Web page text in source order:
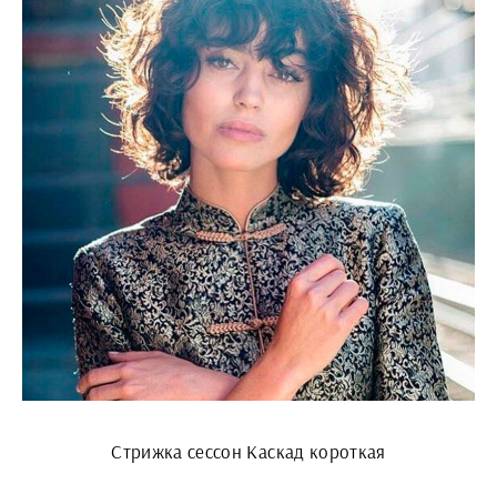
Стрижка сессон Каскад короткая